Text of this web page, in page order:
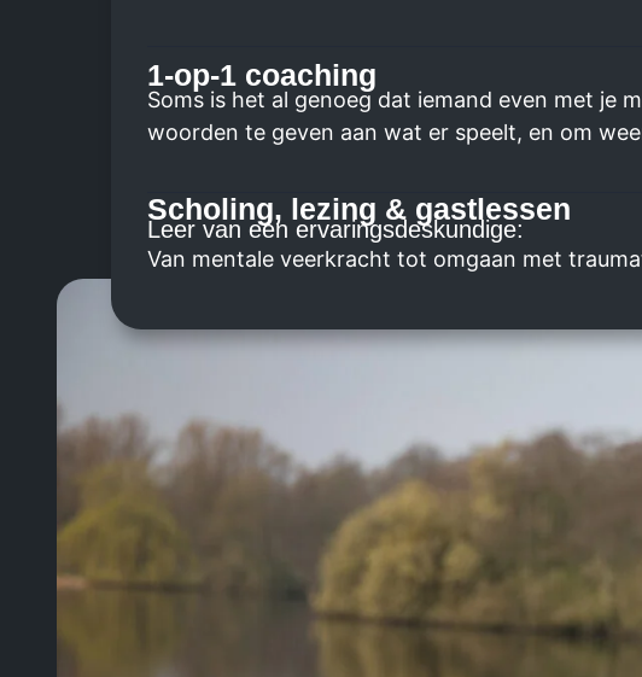
1-op-1 coaching
Soms is het al genoeg dat iemand even met je
woorden te geven aan wat er speelt, en om
Scholing, lezing & gastlessen
Leer van een ervaringsdeskundige:
Van mentale veerkracht tot omgaan met